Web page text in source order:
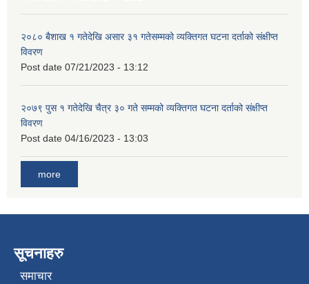
२०८० बैशाख १ गतेदेखि असार ३१ गतेसम्मको व्यक्तिगत घटना दर्ताको संक्षीप्त
विवरण
Post date 07/21/2023 - 13:12
२०७९ पुस १ गतेदेखि चैत्र ३० गते सम्मको व्यक्तिगत घटना दर्ताको संक्षीप्त
विवरण
Post date 04/16/2023 - 13:03
more
सूचनाहरु
समाचार